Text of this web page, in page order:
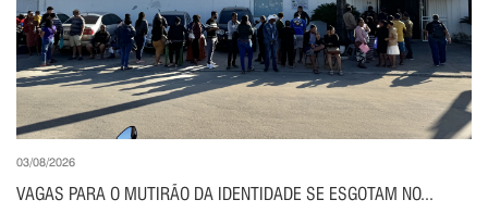
03/08/2026
VAGAS PARA O MUTIRÃO DA IDENTIDADE SE ESGOTAM NO...